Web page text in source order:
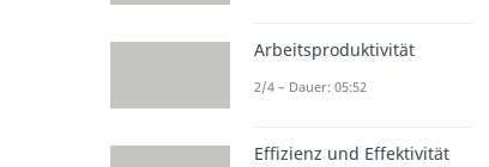
Arbeitsproduktivität
2/4 – Dauer: 05:52
Effizienz und Effektivität